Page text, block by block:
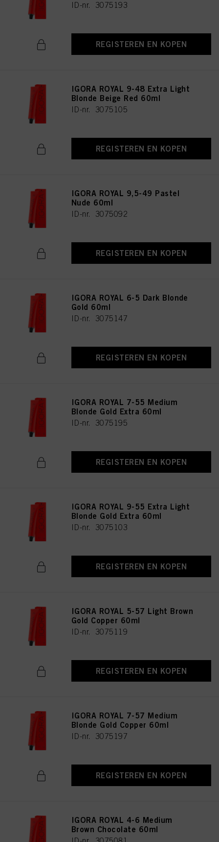
ID-nr. 3075193
REGISTEREN EN KOPEN
IGORA ROYAL 9-48 Extra Light
Blonde Beige Red 60ml
ID-nr. 3075105
REGISTEREN EN KOPEN
IGORA ROYAL 9,5-49 Pastel
Nude 60ml
ID-nr. 3075092
REGISTEREN EN KOPEN
IGORA ROYAL 6-5 Dark Blonde
Gold 60ml
ID-nr. 3075147
REGISTEREN EN KOPEN
IGORA ROYAL 7-55 Medium
Blonde Gold Extra 60ml
ID-nr. 3075195
REGISTEREN EN KOPEN
IGORA ROYAL 9-55 Extra Light
Blonde Gold Extra 60ml
ID-nr. 3075103
REGISTEREN EN KOPEN
IGORA ROYAL 5-57 Light Brown
Gold Copper 60ml
ID-nr. 3075119
REGISTEREN EN KOPEN
IGORA ROYAL 7-57 Medium
Blonde Gold Copper 60ml
ID-nr. 3075197
REGISTEREN EN KOPEN
IGORA ROYAL 4-6 Medium
Brown Chocolate 60ml